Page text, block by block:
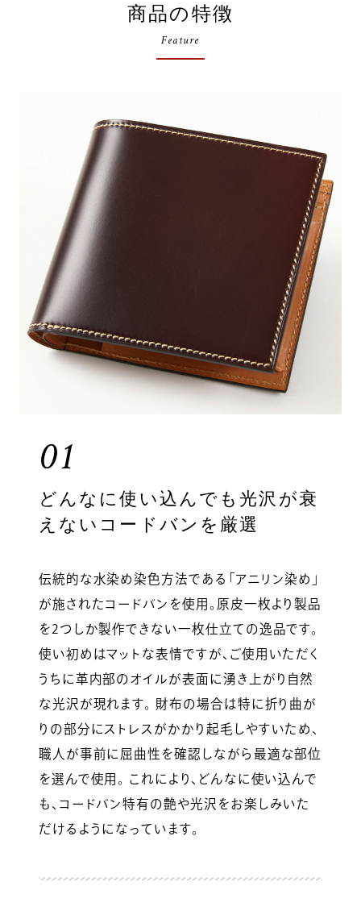
商品の特徴
Feature
01
どんなに使い込んでも光沢が衰
えないコードバンを厳選
伝統的な水染め染色方法である「アニリン染め」
が施されたコードバンを使用。原皮一枚より製品
を2つしか製作できない一枚仕立ての逸品です。
使い初めはマットな表情ですが、ご使用いただく
うちに革内部のオイルが表面に湧き上がり自然
な光沢が現れます。 財布の場合は特に折り曲が
りの部分にストレスがかかり起毛しやすいため、
職人が事前に屈曲性を確認しながら最適な部位
を選んで使用。 これにより、どんなに使い込んで
も、コードバン特有の艶や光沢をお楽しみいた
だけるようになっています。